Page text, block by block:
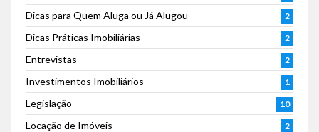
Dicas para Quem Aluga ou Já Alugou 2
Dicas Práticas Imobiliárias 2
Entrevistas 2
Investimentos Imobiliários 1
Legislação 10
Locação de Imóveis 2